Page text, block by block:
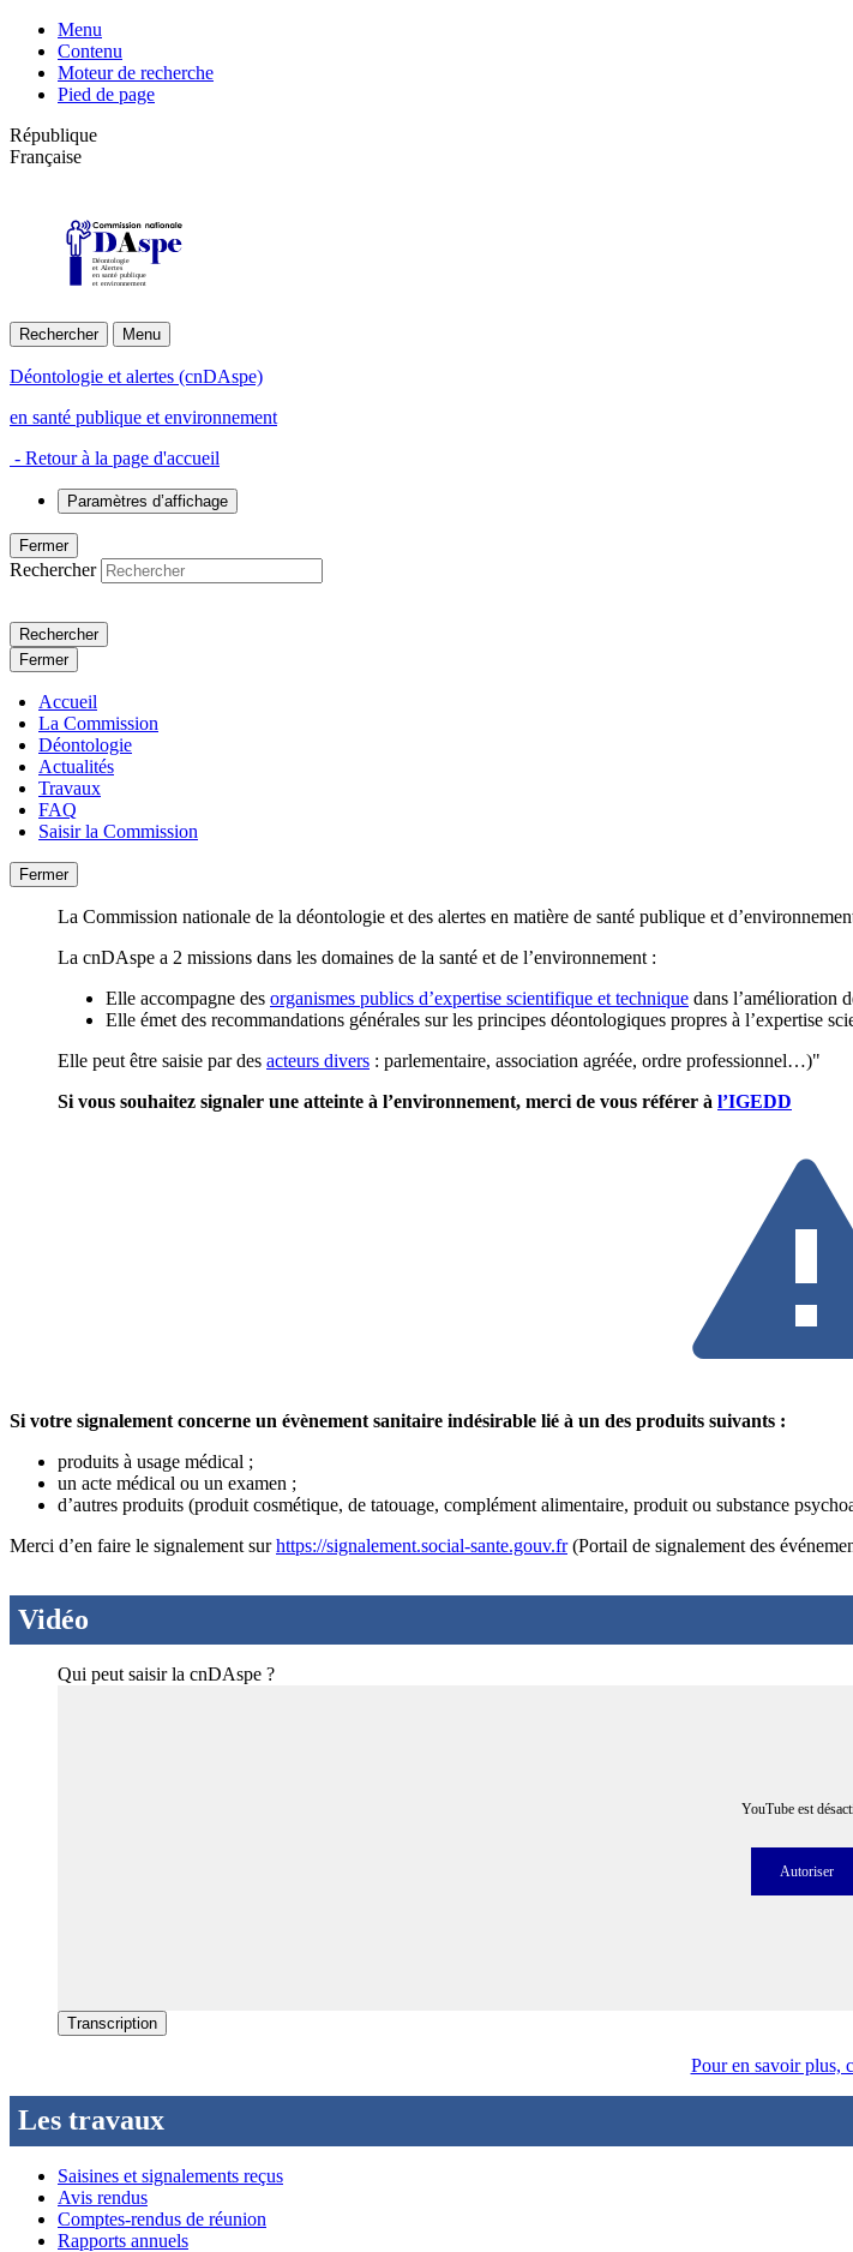
Menu
Contenu
Moteur de recherche
Pied de page
République
Française
Déontologie
et Alertes
en santé publique
et environnement
Rechercher Menu
Déontologie et alertes (cnDAspe)
en santé publique et environnement
- Retour à la page d'accueil
Paramètres d’affichage
Fermer
Rechercher
Rechercher
Fermer
Accueil
La Commission
Déontologie
Actualités
Travaux
FAQ
Saisir la Commission
Fermer
La Commission nationale de la déontologie et des alertes en matière de santé publique et
La cnDAspe a 2 missions dans les domaines de la santé et de l’environnement :
Elle accompagne des organismes publics d’expertise scientifique et technique dans l’amélioration
Elle émet des recommandations générales sur les principes déontologiques propres à l’expertise
Elle peut être saisie par des acteurs divers : parlementaire, association agréée, ordre professionnel…)"
Si vous souhaitez signaler une atteinte à l’environnement, merci de vous référer à l’IGEDD
Si votre signalement concerne un évènement sanitaire indésirable lié à un des produits suivants :
produits à usage médical ;
un acte médical ou un examen ;
d’autres produits (produit cosmétique, de tatouage, complément alimentaire, produit ou substance
Merci d’en faire le signalement surhttps://signalement.social-sante.gouv.fr(Portail de signalement des
Vidéo
Qui peut saisir la cnDAspe ?
YouTube est
Autoriser
Transcription
Pour en savoir plus,
Les travaux
Saisines et signalements reçus
Avis rendus
Comptes-rendus de réunion
Rapports annuels